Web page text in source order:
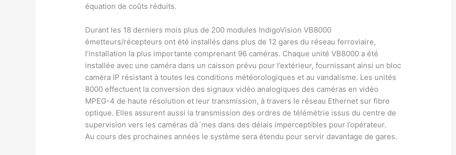
équation de coûts réduits.
Durant les 18 derniers mois plus de 200 modules IndigoVision VB8000
émetteurs/récepteurs ont été installés dans plus de 12 gares du réseau ferroviaire,
l’installation la plus importante comprenant 96 caméras. Chaque unité VB8000 a été
installée avec une caméra dans un caisson prévu pour l’extérieur, fournissant ainsi un bloc
caméra IP résistant à toutes les conditions météorologiques et au vandalisme. Les unités
8000 effectuent la conversion des signaux vidéo analogiques des caméras en vidéo
MPEG-4 de haute résolution et leur transmission, à travers le réseau Ethernet sur fibre
optique. Elles assurent aussi la transmission des ordres de télémétrie issus du centre de
supervision vers les caméras dà´mes dans des délais imperceptibles pour l’opérateur.
Au cours des prochaines années le système sera étendu pour servir davantage de gares.